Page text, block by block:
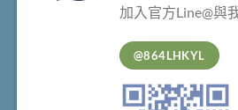
加入官方Line@與
@864LHKYL